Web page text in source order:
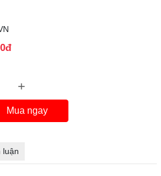
+
Mua ngay
luận